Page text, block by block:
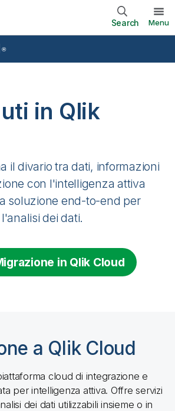
Search Menu
®
in Qlik
il divario tra dati, informazioni
con l'intelligenza attiva
soluzione end-to-end per
dei dati.
in Qlik Cloud
a Qlik Cloud
cloud di integrazione e
per intelligenza attiva. Offre servizi
dei dati utilizzabili insieme o in